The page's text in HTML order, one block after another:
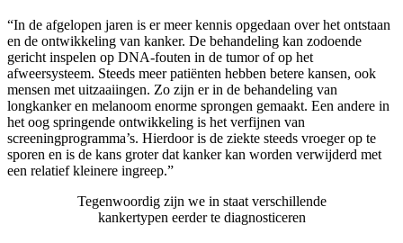
“In de afgelopen jaren is er meer kennis opgedaan over het ontstaan
en de ontwikkeling van kanker. De behandeling kan zodoende
gericht inspelen op DNA-fouten in de tumor of op het
afweersysteem. Steeds meer patiënten hebben betere kansen, ook
mensen met uitzaaiingen. Zo zijn er in de behandeling van
longkanker en melanoom enorme sprongen gemaakt. Een andere in
het oog springende ontwikkeling is het verfijnen van
screeningprogramma’s. Hierdoor is de ziekte steeds vroeger op te
sporen en is de kans groter dat kanker kan worden verwijderd met
een relatief kleinere ingreep.”
Tegenwoordig zijn we in staat verschillende
kankertypen eerder te diagnosticeren